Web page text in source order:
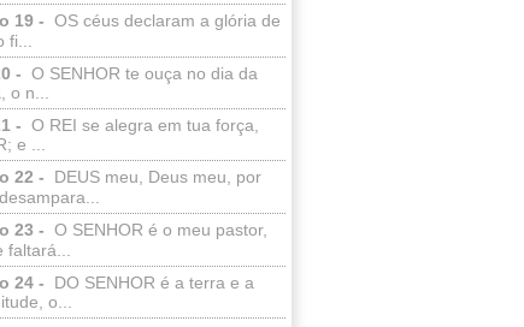
19 - OS céus declaram a glória de
- O SENHOR te ouça no dia da
o n...
- O REI se alegra em tua força,
e ...
22 -
DEUS meu, Deus meu, por
23 - O SENHOR é o meu pastor,
24 -
DO SENHOR é a terra e a
o...